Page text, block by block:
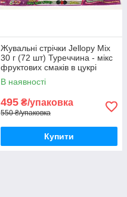
Жувальні стрічки Jellopy Mix
30 г (72 шт) Туреччина - мікс
фруктових смаків в цукрі
В наявності
495 ₴/упаковка
550 ₴/упаковка
Купити